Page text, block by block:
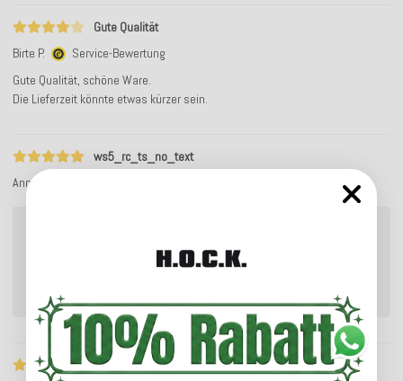
Gute Qualität
Birte P.
Service-Bewertung
Gute Qualität, schöne Ware.
Die Lieferzeit könnte etwas kürzer sein.
ws5_rc_ts_no_text
Annette D.
konnten. 😊
Alles perfekt